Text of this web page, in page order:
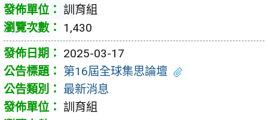
訓育組
1,430
2025-03-17
第16屆全球集思論壇
最新消息
訓育組